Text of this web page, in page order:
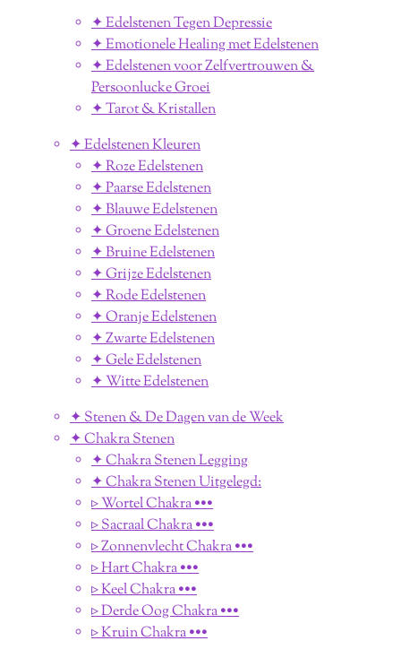
✦ Edelstenen Tegen Depressie
✦ Emotionele Healing met Edelstenen
✦ Edelstenen voor Zelfvertrouwen &
Persoonlucke Groei
✦ Tarot & Kristallen
✦ Edelstenen Kleuren
✦ Roze Edelstenen
✦ Paarse Edelstenen
✦ Blauwe Edelstenen
✦ Groene Edelstenen
✦ Bruine Edelstenen
✦ Grijze Edelstenen
✦ Rode Edelstenen
✦ Oranje Edelstenen
✦ Zwarte Edelstenen
✦ Gele Edelstenen
✦ Witte Edelstenen
✦ Stenen & De Dagen van de Week
✦ Chakra Stenen
✦ Chakra Stenen Legging
✦ Chakra Stenen Uitgelegd:
▹ Wortel Chakra •••
▹ Sacraal Chakra •••
▹ Zonnenvlecht Chakra •••
▹ Hart Chakra •••
▹ Keel Chakra •••
▹ Derde Oog Chakra •••
▹ Kruin Chakra •••